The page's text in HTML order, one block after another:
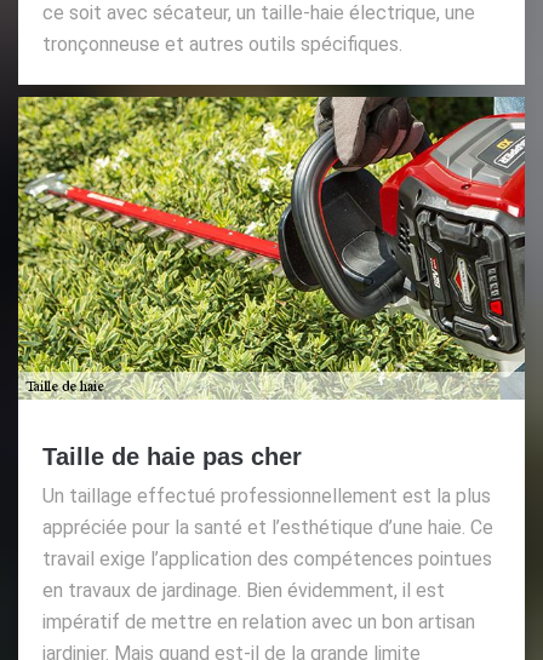
ce soit avec sécateur, un taille-haie électrique, une
tronçonneuse et autres outils spécifiques.
Taille de haie pas cher
Un taillage effectué professionnellement est la plus
appréciée pour la santé et l’esthétique d’une haie. Ce
travail exige l’application des compétences pointues
en travaux de jardinage. Bien évidemment, il est
impératif de mettre en relation avec un bon artisan
jardinier. Mais quand est-il de la grande limite